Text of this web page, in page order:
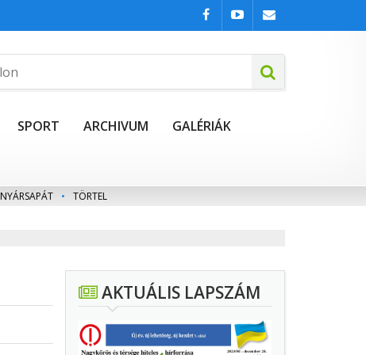
SPORT ARCHIVUM GALÉRIÁK
NYÁRSAPÁT • TÖRTEL
AKTUÁLIS LAPSZÁM